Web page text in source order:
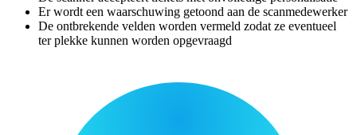
Er wordt een waarschuwing getoond aan de scanmedewerker
De ontbrekende velden worden vermeld zodat ze eventueel
ter plekke kunnen worden opgevraagd